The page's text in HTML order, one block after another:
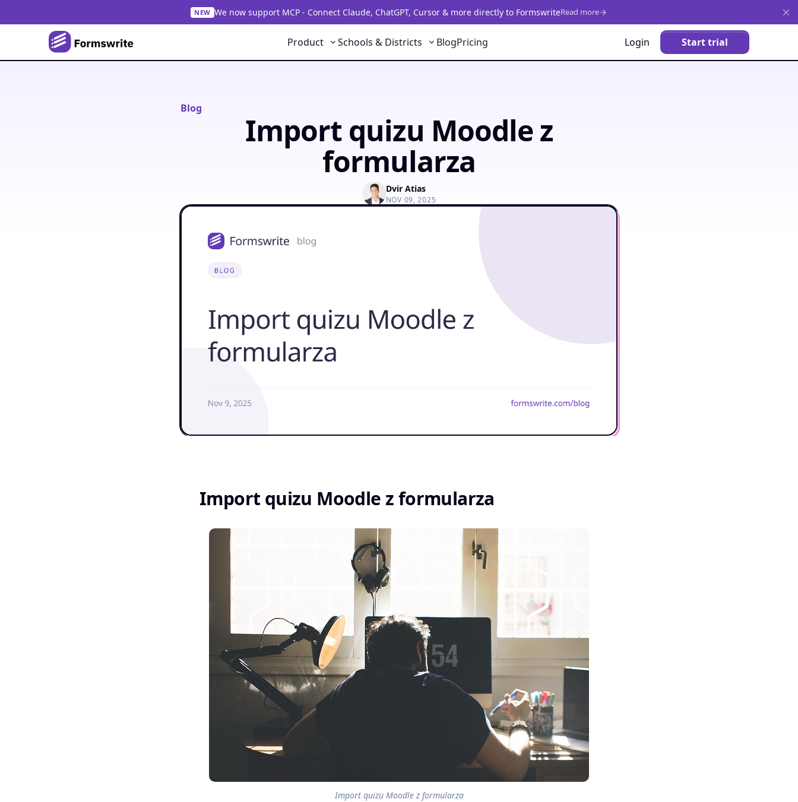
NEW We now support MCP - Connect Claude, ChatGPT, Cursor & more directly to FormswriteRead more
Product Schools & Districts BlogPricing Login Start trial
Blog
Import quizu Moodle z
formularza
Dvir Atias
NOV 09, 2025
Import quizu Moodle z formularza
Import quizu Moodle z formularza